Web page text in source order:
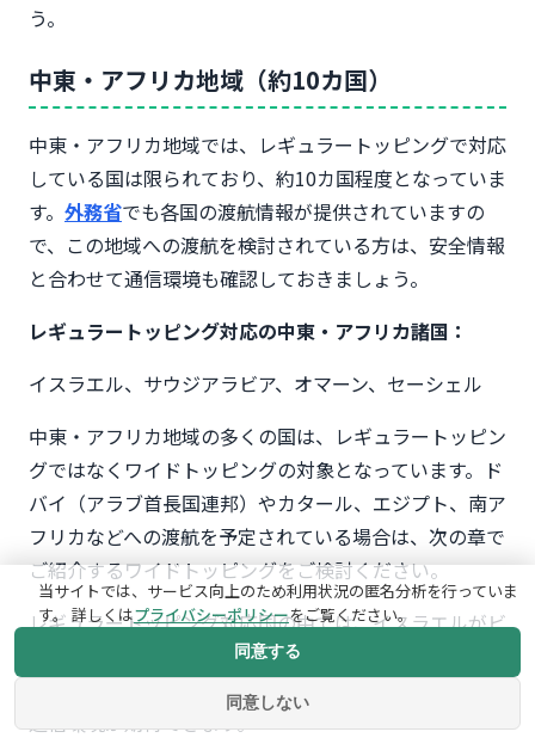
う。
中東・アフリカ地域（約10カ国）
中東・アフリカ地域では、レギュラートッピングで対応
している国は限られており、約10カ国程度となっていま
す。 外務省でも各国の渡航情報が提供されていますの
で、この地域への渡航を検討されている方は、安全情報
と合わせて通信環境も確認しておきましょう。
レギュラートッピング対応の中東・アフリカ諸国：
イスラエル、サウジアラビア、オマーン、セーシェル
中東・アフリカ地域の多くの国は、レギュラートッピン
グではなくワイドトッピングの対象となっています。ド
バイ（アラブ首長国連邦）やカタール、エジプト、南ア
フリカなどへの渡航を予定されている場合は、次の章で
ご紹介するワイドトッピングをご検討ください。
レギュラートッピング対応国の中では、イスラエルがビ
ジネスや巡礼での渡航先として比較的ポピュラーです。
エルサレムやテルアビブなどの主要都市では、安定した
通信環境が期待できます。
当サイトでは、サービス向上のため利用状況の匿名分析を行っていま
す。 詳しくはプライバシーポリシーをご覧ください。
同意しない
同意する